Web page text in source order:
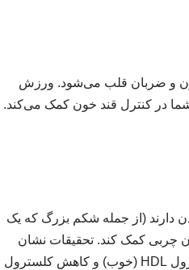
و ضربان قلب می‌شود. ورزش
دیابت دارید، به شما در کنترل قند خون کمک می‌کند.
دارند (از جمله شکم بزرگ که یک
چربی کمک کند. تحقیقات نشان
می‌دهد که ترکیبی از تمرینات هوازی و تمرینات مقاومتی ممکن است به افزایش کلسترول HDL (خوب) و کاهش کلسترول